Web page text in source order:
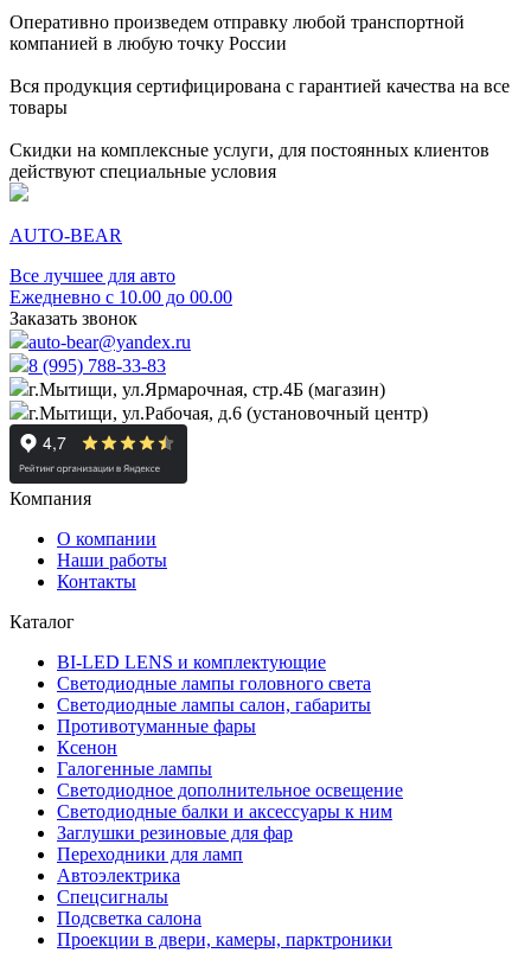
Оперативно произведем отправку любой транспортной
компанией в любую точку России
Вся продукция сертифицирована с гарантией качества на все
товары
Скидки на комплексные услуги, для постоянных клиентов
действуют специальные условия
AUTO-BEAR
Все лучшее для авто
Ежедневно с 10.00 до 00.00
Заказать звонок
auto-bear@yandex.ru
8 (995) 788-33-83
г.Мытищи, ул.Ярмарочная, стр.4Б (магазин)
г.Мытищи, ул.Рабочая, д.6 (установочный центр)
Компания
О компании
Наши работы
Контакты
Каталог
BI-LED LENS и комплектующие
Светодиодные лампы головного света
Светодиодные лампы салон, габариты
Противотуманные фары
Ксенон
Галогенные лампы
Светодиодное дополнительное освещение
Светодиодные балки и аксессуары к ним
Заглушки резиновые для фар
Переходники для ламп
Автоэлектрика
Спецсигналы
Подсветка салона
Проекции в двери, камеры, парктроники